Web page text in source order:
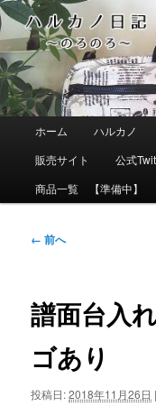
メ
イ
ン
コ
ン
テ
ン
ツ
ュ
ホーム ハルカノ
販売サイト
公式
商品一覧 【準備中】
画
ゲ
ー
シ
ョ
ン
← 前へ
譜面台入
ゴあり
投稿日:2018年11月26日